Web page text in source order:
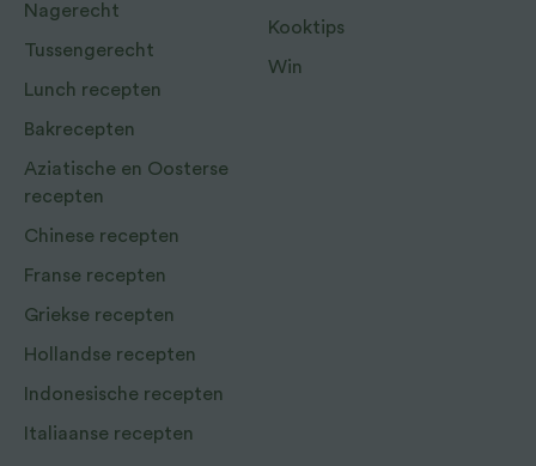
Nagerecht
Tussengerecht
Lunch recepten
Bakrecepten
Aziatische en Oosterse
recepten
Chinese recepten
Franse recepten
Griekse recepten
Hollandse recepten
Indonesische recepten
Italiaanse recepten
Kooktips
Win